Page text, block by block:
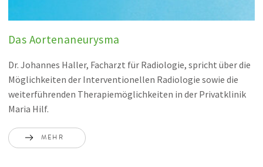
Das Aortenaneurysma
Dr. Johannes Haller, Facharzt für Radiologie, spricht über die
Möglichkeiten der Interventionellen Radiologie sowie die
weiterführenden Therapiemöglichkeiten in der Privatklinik
Maria Hilf.
MEHR